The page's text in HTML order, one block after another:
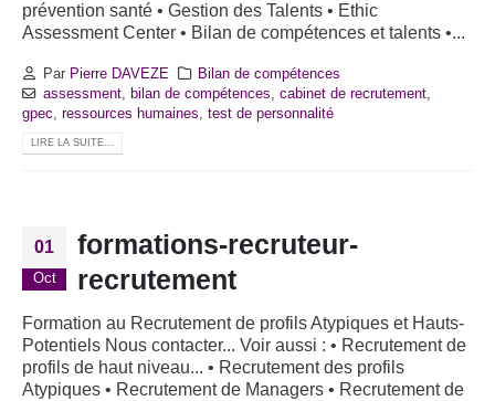
prévention santé • Gestion des Talents • Ethic
Assessment Center • Bilan de compétences et talents •...
Par Pierre DAVEZE
Bilan de compétences
assessment, bilan de compétences cabinet de recrutement,
gpec
ressources humaines test de personnalité
LIRE LA SUITE...
01
Oct
formations-recruteur-
recrutement
Formation au Recrutement de profils Atypiques et Hauts-
Potentiels Nous contacter... Voir aussi : • Recrutement de
profils de haut niveau... • Recrutement des profils
Atypiques • Recrutement de Managers • Recrutement de